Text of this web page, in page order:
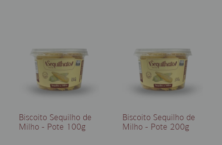
Biscoito Sequilho de
Milho - Pote 100g
Biscoito Sequilho de
Milho - Pote 200g